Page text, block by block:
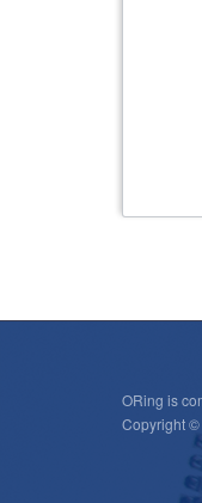
ORing is
Copyright ©